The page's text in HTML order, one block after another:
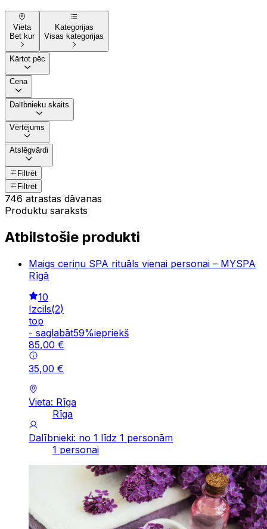
Vieta
Bet kur
Kategorijas
Visas kategorijas
Kārtot pēc
Cena
Dalībnieku skaits
Vērtējums
Atslēgvārdi
Filtrēt
Filtrēt
746 atrastas dāvanas
Produktu saraksts
Atbilstošie produkti
Maigs ceriņu SPA rituāls vienai personai – MYSPA
Rīgā
10
Izcils(2)
top
- saglabāt59%iepriekš
85,00 €
35,00 €
Vieta: Rīga
Rīga
Dalībnieki: no 1 līdz 1 personām
1 personai